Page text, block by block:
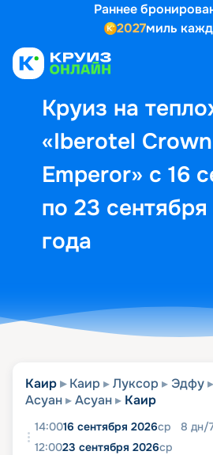
Раннее
2027миль
Круиз на
«Iberotel Crown
Emperor» с 16
по 23
года
Выбор кают
Каир Каир Луксор Эдфу
Асуан
Асуан Каир
14:0016 сентября 2026ср 8 дн/
12:0023 сентября 2026ср